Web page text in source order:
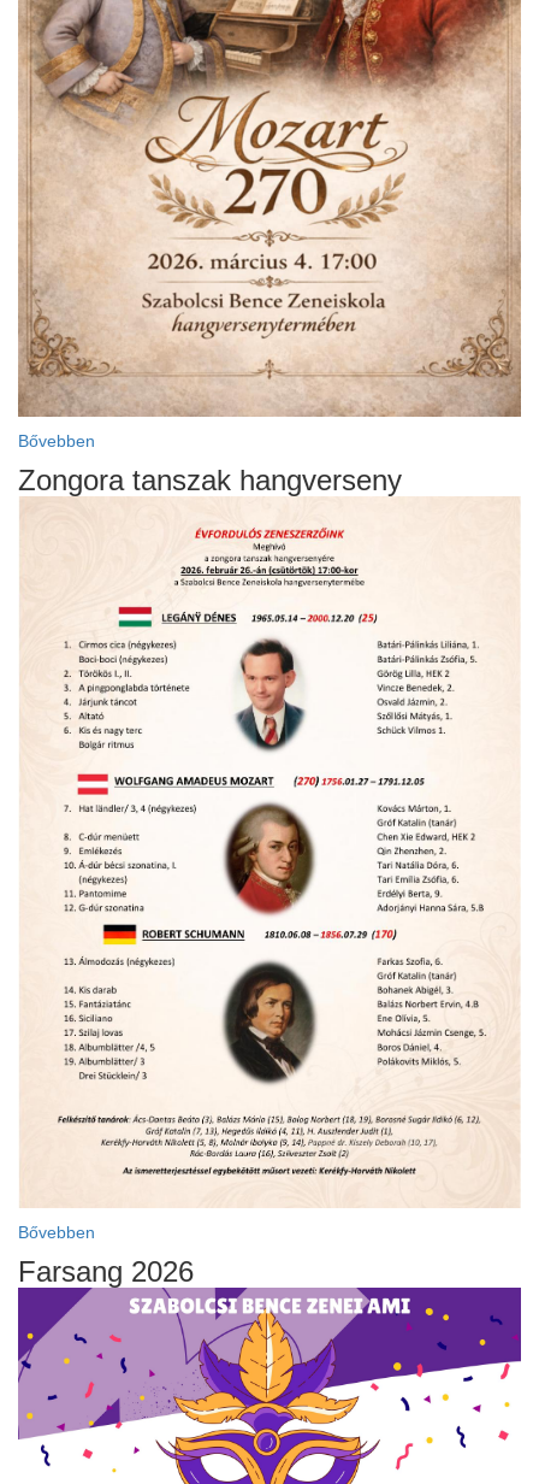
Bővebben
Zongora tanszak hangverseny
Bővebben
Farsang 2026